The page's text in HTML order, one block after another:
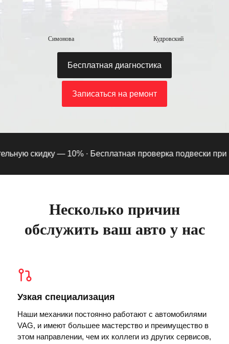
Симонова Кудровский
Бесплатная диагностика
Записаться на ремонт
скидку — 10% ·Бесплатная проверка подвески при
Несколько причин
обслужить ваш авто у нас
Узкая специализация
Наши механики постоянно работают с автомобилями
VAG, и имеют большее мастерство и преимущество в
этом направлении, чем их коллеги из других сервисов,